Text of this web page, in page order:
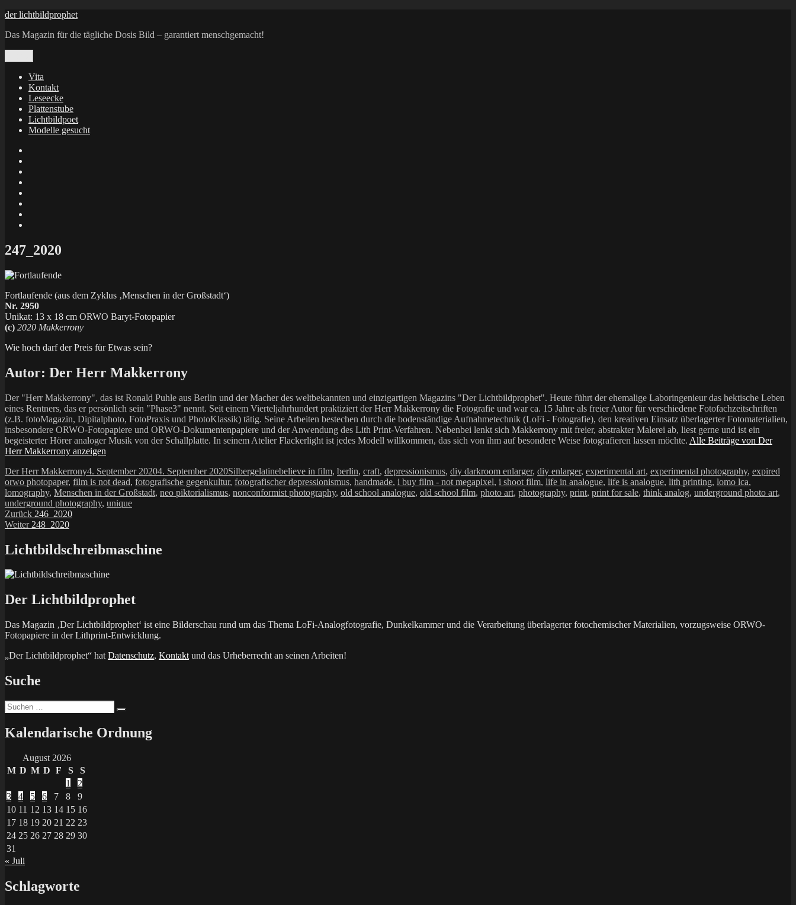
Zum
springen
der lichtbildprophet
Das Magazin für die tägliche Dosis Bild – garantiert menschgemacht!
Vita
Kontakt
Leseecke
Plattenstube
Lichtbildpoet
Modelle gesucht
X
247_2020
Fortlaufende (aus dem Zyklus ‚Menschen in der Großstadt‘)
Nr. 2950
Unikat: 13 x 18 cm ORWO Baryt-Fotopapier
(c) 2020 Makkerrony
Wie hoch darf der Preis für Etwas sein?
Autor: Der Herr Makkerrony
Der "Herr Makkerrony", das ist Ronald Puhle aus Berlin und der Macher des weltbekannten und einzigartigen Magazins "Der Lichtbildprophet". Heute führt der ehemalige Laboringenieur das hektische Leben
eines Rentners, das er persönlich sein "Phase3" nennt. Seit einem Vierteljahrhundert praktiziert der Herr Makkerrony die Fotografie und war ca. 15 Jahre als freier Autor für verschiedene Fotofachzeitschriften
(z.B. fotoMagazin, Dipitalphoto, FotoPraxis und PhotoKlassik) tätig. Seine Arbeiten bestechen durch die bodenständige Aufnahmetechnik (LoFi - Fotografie), den kreativen Einsatz überlagerter Fotomaterialien,
insbesondere ORWO-Fotopapiere und ORWO-Dokumentenpapiere und der Anwendung des Lith Print-Verfahren. Nebenbei lenkt sich Makkerrony mit freier, abstrakter Malerei ab, liest gerne und ist ein
begeisterter Hörer analoger Musik von der Schallplatte. In seinem Atelier Flackerlight ist jedes Modell willkommen, das sich von ihm auf besondere Weise fotografieren lassen möchte. Alle Beiträge von Der
Herr Makkerrony anzeigen
Autor
Der Herr MakkerronyVeröffentlicht
am
4. September 20204. September 2020Kategorien
SilbergelatineSchlagwörter
believe in film, berlin, craft, depressionismus, diy darkroom enlarger, diy enlarger, experimental art, experimental photography, expired
orwo photopaper, film is not dead, fotografische gegenkultur, fotografischer depressionismus, handmade, i buy film - not megapixel, i shoot film, life in analogue, life is analogue, lith printing, lomo lca,
lomography, Menschen in der Großstadt, neo piktorialismus, nonconformist photography, old school analogue, old school film, photo art, photography, print, print for sale, think analog, underground photo art,
underground photography, unique
Beitragsnavigation
Zurück Vorheriger
Beitrag:
246_2020
Weiter Nächster
248_2020
Lichtbildschreibmaschine
Der Lichtbildprophet
Das Magazin ‚Der Lichtbildprophet‘ ist eine Bilderschau rund um das Thema LoFi-Analogfotografie, Dunkelkammer und die Verarbeitung überlagerter fotochemischer Materialien, vorzugsweise ORWO-
Fotopapiere in der Lithprint-Entwicklung.
„Der Lichtbildprophet“ hat Datenschutz, Kontakt und das Urheberrecht an seinen Arbeiten!
Suche
Suchen
nach:
Kalendarische Ordnung
August 2026
M D M D F S
S
1
2
3
4 5 6 7 8
9
10 11 12 13 14 15 16
17 18 19 20 21 22 23
24 25 26 27 28 29 30
31
« Juli
Schlagworte